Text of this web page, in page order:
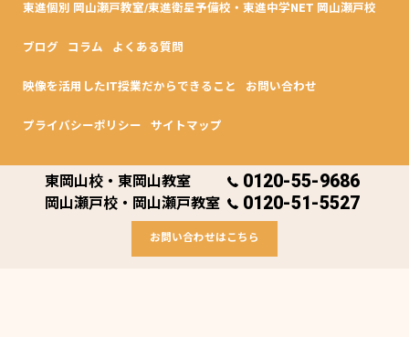
0120-55-9686
東岡山校・東岡山教室
0120-51-5527
岡山瀬戸校・岡山瀬戸教室
お問い合わせはこちら
東進個別 岡山瀬戸教室/東進衛星予備校・東進中学NET 岡山瀬戸校
ブログ コラム よくある質問
映像を活用したIT授業だからできること お問い合わせ
プライバシーポリシー サイトマップ
© 2026 岡山県岡山市の塾なら東進個別 東岡山教室・東進中学NET/東進衛
星予備校 東岡山校 ALL RIGHTS RESERVED.